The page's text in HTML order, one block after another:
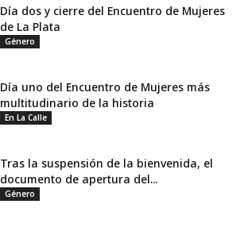
Día dos y cierre del Encuentro de Mujeres
de La Plata
Género
Día uno del Encuentro de Mujeres más
multitudinario de la historia
En La Calle
Tras la suspensión de la bienvenida, el
documento de apertura del...
Género